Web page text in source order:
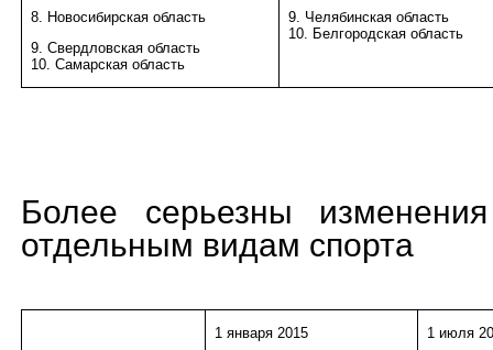
8. Новосибирская область
9. Свердловская область
10. Самарская область
9. Челябинская область
10. Белгородская область
Более серьезны
отдельным видам спорта
1 января 2015 1 июля